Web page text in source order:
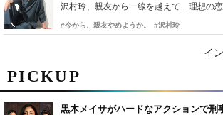
PICKUP
黒木メイサがハードなアクションで刑
沢村玲、親友から一線を越えて…理想の
#今から、親友やめようか。 #沢村玲
イ